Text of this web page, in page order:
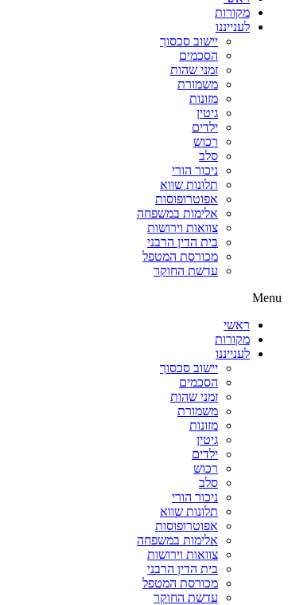
מקורות
לענייננו
יישוב סכסוך
הסכמים
זמני שהות
משמורת
מזונות
גיטין
ילדים
רכוש
סלב
ניכור הורי
תלונות שווא
אפוטרופוסות
אלימות במשפחה
צוואות וירושות
בית הדין הרבני
מכורסת המטפל
עדשת החוקר
Menu
ראשי
מקורות
לענייננו
יישוב סכסוך
הסכמים
זמני שהות
משמורת
מזונות
גיטין
ילדים
רכוש
סלב
ניכור הורי
תלונות שווא
אפוטרופוסות
אלימות במשפחה
צוואות וירושות
בית הדין הרבני
מכורסת המטפל
עדשת החוקר